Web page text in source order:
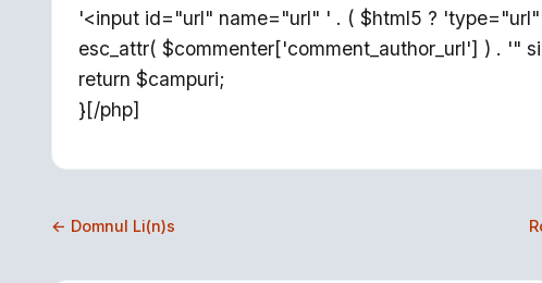
'<input id="url" name="url" ' . ( $html5 ?
esc_attr( $commenter['comment_author_url'] ) . '"
return $campuri;
}[/php]
← Domnul Li(n)s